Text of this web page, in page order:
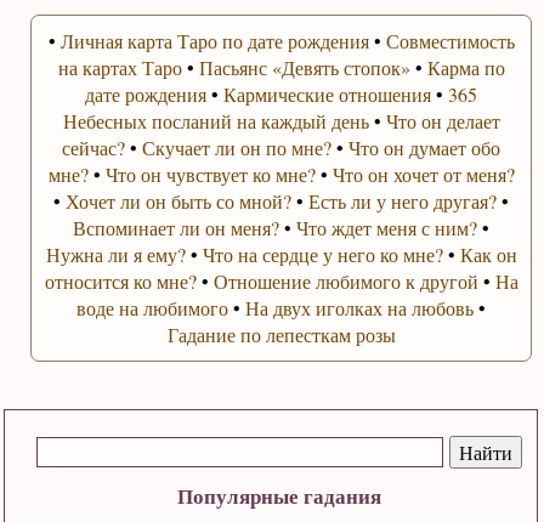
Популярные гадания
• Личная карта Таро по дате рождения• Совместимость
на картах Таро• Пасьянс «Девять стопок» • Карма по
дате рождения•Кармические отношения•365
Небесных посланий на каждый день• Что он делает
сейчас?•Скучает ли он по мне?•Что он думает обо
мне?• Что он чувствует ко мне?• Что он хочет от меня?
• Хочет ли он быть со мной?•Есть ли у него другая?•
Вспоминает ли он меня?•Что ждет меня с ним?•
Нужна ли я ему?• Что на сердце у него ко мне?• Как он
относится ко мне?• Отношение любимого к другой • На
воде на любимого•На двух иголках на любовь•
Гадание по лепесткам розы